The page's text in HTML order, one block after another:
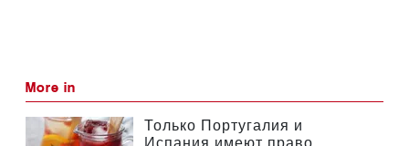
More in
Только Португалия и